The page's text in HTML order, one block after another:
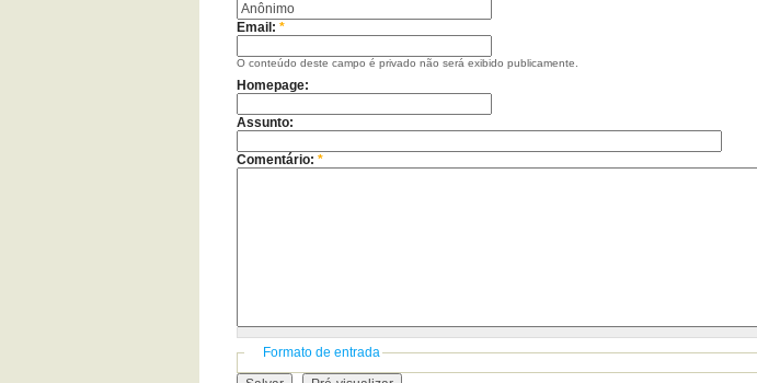
Email: *
O conteúdo deste campo é privado não será exibido publicamente.
Homepage:
Assunto:
Comentário: *
Formato de entrada